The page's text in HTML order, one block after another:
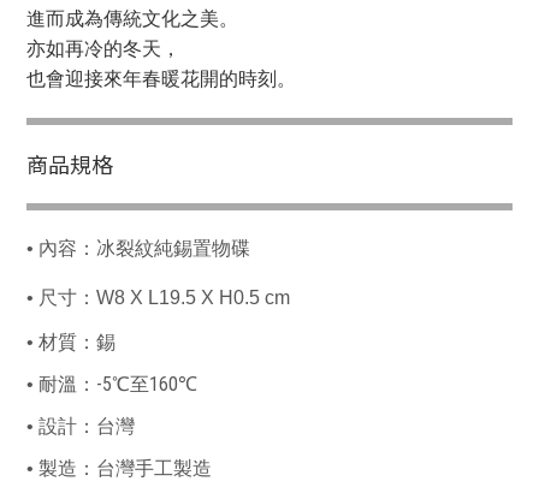
進而成為傳統文化之美。
亦如再冷的冬天，
也會迎接來年春暖花開的時刻。
商品規格
• 內容：冰裂紋純錫置物碟
• 尺寸：W8 X L19.5 X H0.5 cm
• 材質：錫
• 耐溫： -5℃至160℃
• 設計：台灣
• 製造：台灣手工製造